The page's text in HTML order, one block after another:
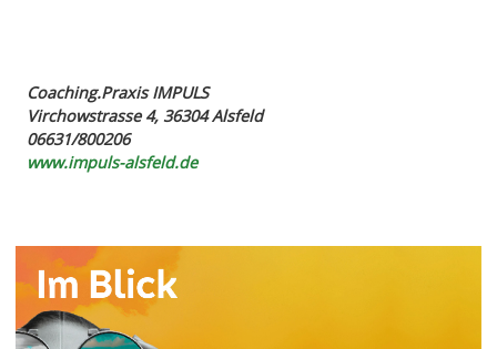
Coaching.Praxis IMPULS
Virchowstrasse 4, 36304 Alsfeld
06631/800206
www.impuls-alsfeld.de